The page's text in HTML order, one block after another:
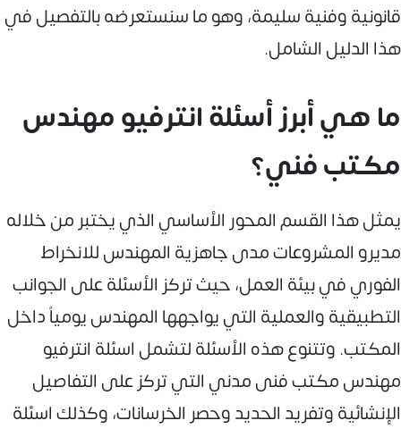
قانونية وفنية سليمة، وهو ما سنستعرضه بالتفصيل في
هذا الدليل الشامل.
ما هي أبرز أسئلة انترفيو مهندس
مكتب فني؟
يمثل هذا القسم المحور الأساسي الذي يختبر من خلاله
مديرو المشروعات مدى جاهزية المهندس للانخراط
الفوري في بيئة العمل، حيث تركز الأسئلة على الجوانب
التطبيقية والعملية التي يواجهها المهندس يومياً داخل
المكتب. وتتنوع هذه الأسئلة لتشمل اسئلة انترفيو
مهندس مكتب فنى مدني التي تركز على التفاصيل
الإنشائية وتفريد الحديد وحصر الخرسانات، وكذلك اسئلة